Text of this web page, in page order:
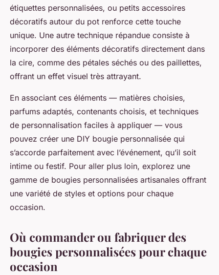
étiquettes personnalisées, ou petits accessoires
décoratifs autour du pot renforce cette touche
unique. Une autre technique répandue consiste à
incorporer des éléments décoratifs directement dans
la cire, comme des pétales séchés ou des paillettes,
offrant un effet visuel très attrayant.
En associant ces éléments — matières choisies,
parfums adaptés, contenants choisis, et techniques
de personnalisation faciles à appliquer — vous
pouvez créer une DIY bougie personnalisée qui
s’accorde parfaitement avec l’événement, qu’il soit
intime ou festif. Pour aller plus loin, explorez une
gamme de bougies personnalisées artisanales offrant
une variété de styles et options pour chaque
occasion.
Où commander ou fabriquer des
bougies personnalisées pour chaque
occasion